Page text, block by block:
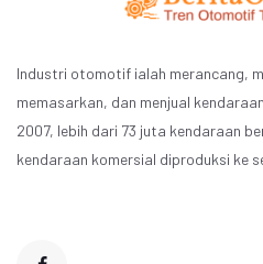
Industri otomotif ialah merancang,
memasarkan, dan menjual
2007, lebih dari 73 juta kendaraan
kendaraan komersial diproduksi ke